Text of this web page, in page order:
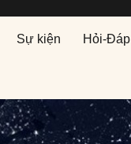
Sự kiện Hỏi-Đáp